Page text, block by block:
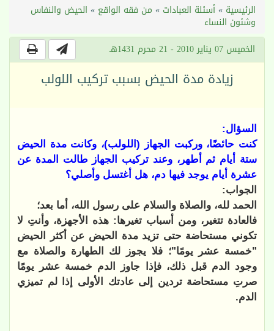
الرئيسية »أسئلة العبادات » من فقه الواقع » الحيض والنفاس
وشئون النساء
الخميس 07 يناير 2010 - 21 محرم 1431هـ
زيادة مدة الحيض بسبب تركيب اللولب
السؤال:
كنت حائضًا، وركبت الجهاز (اللولب)، وكانت مدة الحيض
ستة أيام ثم أطهر، وعند تركيب الجهاز طالت المدة عن
عشرة أيام يوجد فيها دم، هل أغتسل وأصلي؟
الجواب:
الحمد لله، والصلاة والسلام على رسول الله، أما بعد؛
فالعادة تتغير، ومن أسباب تغيرها: هذه الأجهزة، وأنتِ لا
تكوني مستحاضة حتى تزيد مدة الحيض عن أكثر الحيض
"خمسة عشر يومًا"؛ فلا يجوز لك الطهارة والصلاة مع
وجود الدم قبل ذلك، فإذا جاوز الدم خمسة عشر يومًا
صرتِ مستحاضة تردين إلى عادتك الأولى إذا لم تميزي
الدم.